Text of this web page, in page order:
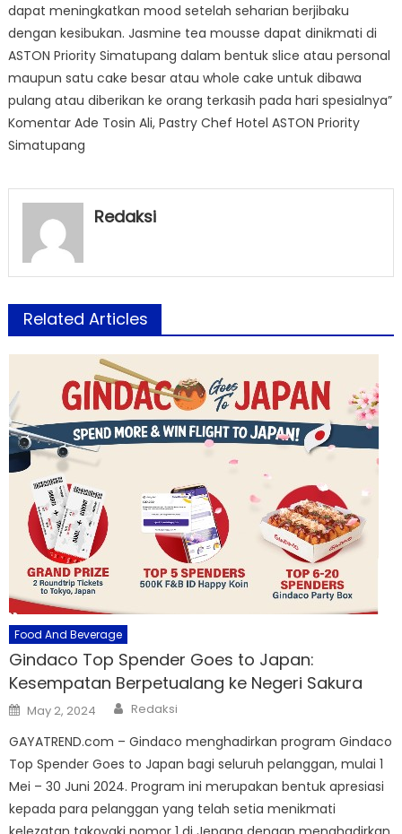
dapat meningkatkan mood setelah seharian berjibaku
dengan kesibukan. Jasmine tea mousse dapat dinikmati di
ASTON Priority Simatupang dalam bentuk slice atau personal
maupun satu cake besar atau whole cake untuk dibawa
pulang atau diberikan ke orang terkasih pada hari spesialnya”
Komentar Ade Tosin Ali, Pastry Chef Hotel ASTON Priority
Simatupang
Redaksi
Related Articles
Food And Beverage
Gindaco Top Spender Goes to Japan:
Kesempatan Berpetualang ke Negeri Sakura
Posted
on
May 2, 2024 Author
Redaksi
GAYATREND.com – Gindaco menghadirkan program Gindaco
Top Spender Goes to Japan bagi seluruh pelanggan, mulai 1
Mei – 30 Juni 2024. Program ini merupakan bentuk apresiasi
kepada para pelanggan yang telah setia menikmati